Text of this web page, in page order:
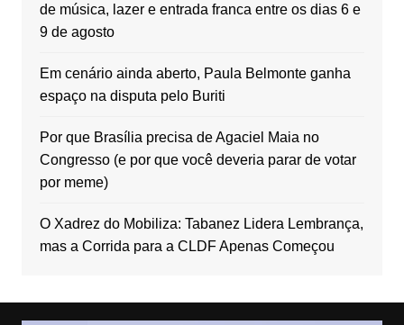
de música, lazer e entrada franca entre os dias 6 e
9 de agosto
Em cenário ainda aberto, Paula Belmonte ganha
espaço na disputa pelo Buriti
Por que Brasília precisa de Agaciel Maia no
Congresso (e por que você deveria parar de votar
por meme)
O Xadrez do Mobiliza: Tabanez Lidera Lembrança,
mas a Corrida para a CLDF Apenas Começou